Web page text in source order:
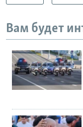
Вам будет